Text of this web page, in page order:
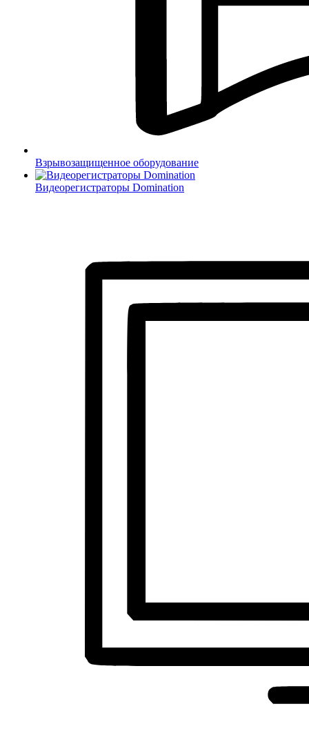
Взрывозащищенное оборудование
Видеорегистраторы Domination